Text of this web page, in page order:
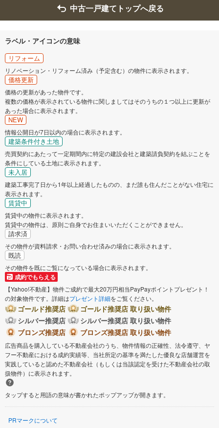
中古一戸建てトップへ戻る
ラベル・アイコンの意味
リフォーム
リノベーション・リフォーム済み（予定含む）の物件に表示されます。
価格更新
価格の更新があった物件です。
複数の価格が表示されている物件に関しましてはそのうちの１つ以上に更新が
あった場合に表示されます。
NEW
情報公開日が7日以内の場合に表示されます。
建築条件付き土地
売買契約にあたって一定期間内に特定の建設会社と建築請負契約を結ぶことを
条件にしている土地に表示されます。
未入居
建築工事完了日から1年以上経過したものの、まだ誰も住んだことがない住宅に
表示されます。
賃貸中
賃貸中の物件に表示されます。
賃貸中の物件は、原則ご自身でお住まいいただくことができません。
請求済
その物件が資料請求・お問い合わせ済みの場合に表示されます。
既読
その物件を既にご覧になっている場合に表示されます。
成約でもらえる
【Yahoo!不動産】物件ご成約で最大20万円相当PayPayポイントプレゼント！
の対象物件です。詳細はプレゼント詳細をご覧ください。
ゴールド推奨店
ゴールド推奨店 取り扱い物件
シルバー推奨店
シルバー推奨店 取り扱い物件
ブロンズ推奨店
ブロンズ推奨店 取り扱い物件
広告商品を購入している不動産会社のうち、物件情報の正確性、法令遵守、ヤ
フー不動産における成約実績等、当社所定の基準を満たした優良な店舗運営を
実践していると認めた不動産会社（もしくは当該認定を受けた不動産会社の取
扱物件）に表示されます。
タップすると用語の意味が書かれたポップアップが開きます。
PRマークについて